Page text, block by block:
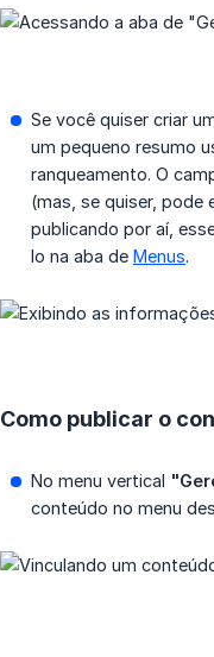
Se você quiser criar
um pequeno resumo
ranqueamento. O
(mas, se quiser, pode
publicando por aí,
lo na aba de Menus.
Como publicar o
No menu vertical
conteúdo no menu